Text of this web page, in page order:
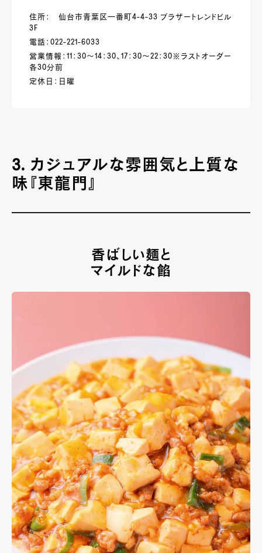
住所： 仙台市青葉区一番町4-4-33 ブラザートレンドビル
3F
電話：022-221-6033
営業情報：11：30～14：30、17：30～22：30※ラストオーダー
各30分前
定休日：日曜
3. カジュアルな雰囲気と上質な
味『東龍門』
香ばしい麺と
マイルドな餡